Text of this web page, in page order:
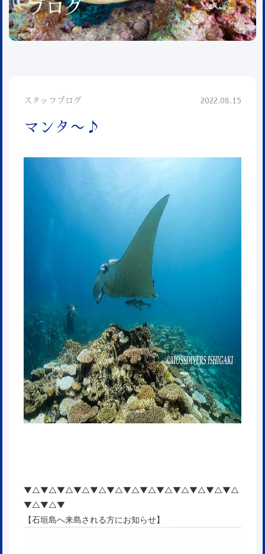
ブログ
スタッフブログ 2022.08.15
マンタ〜♪
▼△▼△▼△▼△▼△▼△▼△▼△▼△▼△▼△▼△▼△
▼△▼△▼
【石垣島へ来島される方にお知らせ】